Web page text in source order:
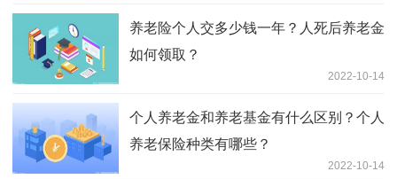
养老险个人交多少钱一年？人死后养老金
如何领取？
2022-10-14
个人养老金和养老基金有什么区别？个人
养老保险种类有哪些？
2022-10-14